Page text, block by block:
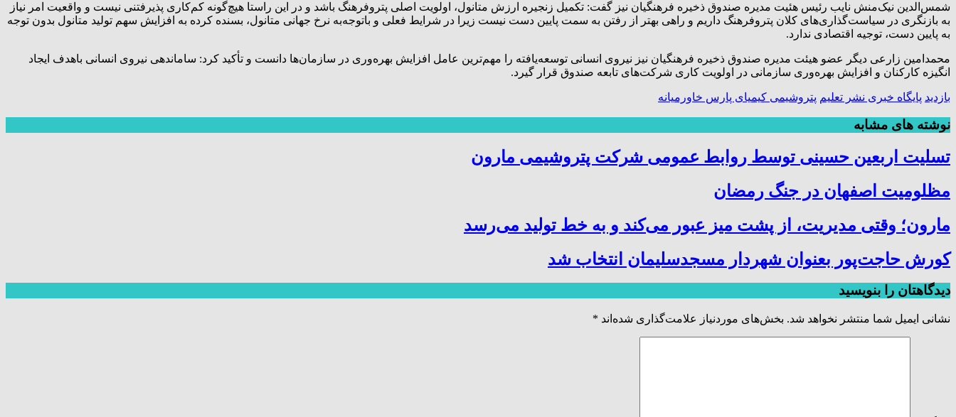
شمس‌الدین نیک‌منش نایب رئیس هئیت مدیره صندوق ذخیره فرهنگیان نیز گفت: تکمیل زنجیره ارزش متانول، اولویت اصلی پتروفرهنگ باشد و در این راستا هیچ‌گونه کم‌کاری پذیرفتنی نیست و واقعیت امر نیاز
به بازنگری در سیاست‌گذاری‌های کلان پتروفرهنگ داریم و راهی بهتر از رفتن به سمت پایین دست نیست زیرا در شرایط فعلی و باتوجه‌به نرخ جهانی متانول، بسنده کرده به افزایش سهم تولید متانول بدون توجه
به پایین دست، توجیه اقتصادی ندارد.
محمدامین زارعی دیگر عضو هیئت مدیره صندوق ذخیره فرهنگیان نیز نیروی انسانی توسعه‌یافته را مهم‌ترین عامل افزایش بهره‌وری در سازمان‌ها دانست و تأکید کرد: ساماندهی نیروی انسانی باهدف ایجاد
انگیزه کارکنان و افزایش بهره‌وری سازمانی در اولویت کاری شرکت‌های تابعه صندوق قرار گیرد.
بازدید پایگاه خبری نشر تعلیم پتروشیمی کیمیای پارس خاورمیانه
نوشته های مشابه
تسلیت اربعین حسینی توسط روابط عمومی شرکت پتروشیمی مارون
مظلومیت اصفهان در جنگ رمضان
مارون؛ وقتی مدیریت، از پشت میز عبور می‌کند و به خط تولید می‌رسد
کورش حاجت‌پور بعنوان شهردار مسجدسلیمان انتخاب شد
دیدگاهتان را بنویسید
نشانی ایمیل شما منتشر نخواهد شد. بخش‌های موردنیاز علامت‌گذاری شده‌اند *